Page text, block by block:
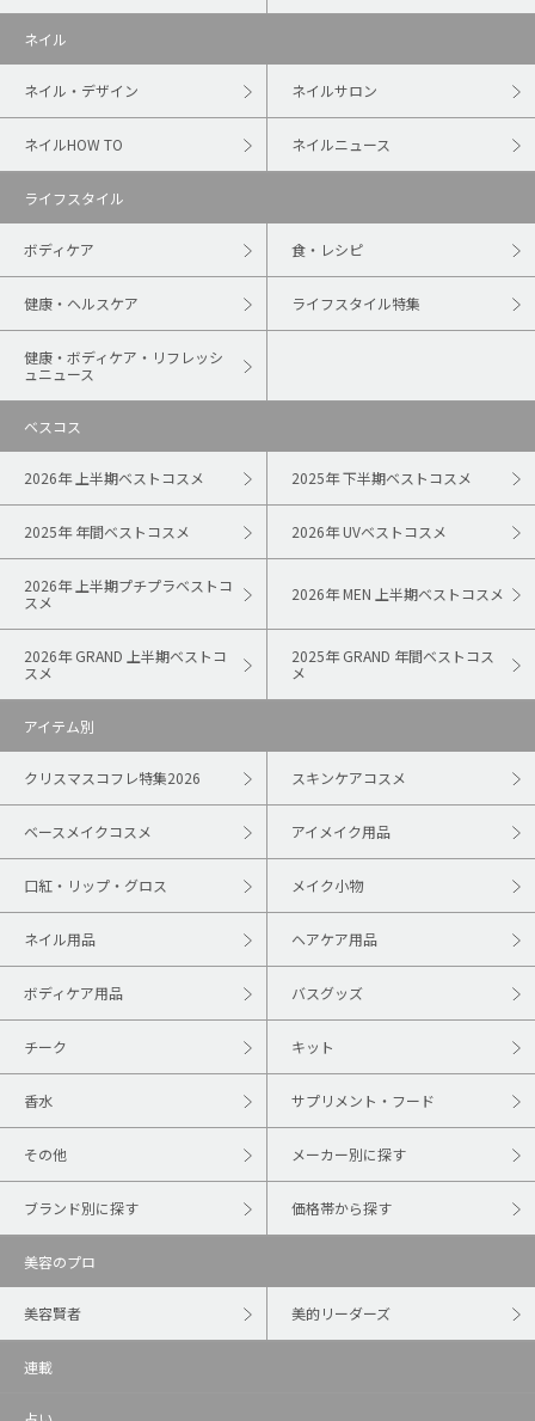
ネイル
ネイル・デザイン ネイルサロン
ネイルHOW TO ネイルニュース
ライフスタイル
ボディケア 食・レシピ
健康・ヘルスケア ライフスタイル特集
健康・ボディケア・リフレッシ
ュニュース
ベスコス
2026年 上半期ベストコスメ 2025年 下半期ベストコスメ
2025年 年間ベストコスメ 2026年 UVベストコスメ
2026年 上半期プチプラベストコ
スメ
2026年 MEN 上半期ベストコスメ
2026年 GRAND 上半期ベストコ
スメ
2025年 GRAND 年間ベストコス
メ
アイテム別
クリスマスコフレ特集2026 スキンケアコスメ
ベースメイクコスメ アイメイク用品
口紅・リップ・グロス メイク小物
ネイル用品 ヘアケア用品
ボディケア用品 バスグッズ
チーク キット
香水 サプリメント・フード
その他 メーカー別に探す
ブランド別に探す 価格帯から探す
美容のプロ
美容賢者 美的リーダーズ
連載